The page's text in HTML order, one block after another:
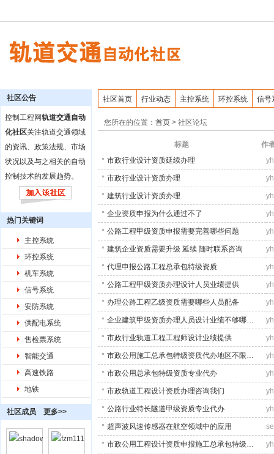
社区公告
控制工程网轨道交通自动
化社区关注轨道交通领域
的资讯、政策法规、市场
状况以及与之相关的自动
控制技术的发展趋势。
热门关键词
主控系统
环控系统
机车系统
信号系统
安防系统
供配电系统
售检票系统
智能交通
高速铁路
地铁
社区成员 更多>>
社区首页 行业动态 主控系统 环控系统 信号
您所在的位置： 首页 > 社区论坛
标题
作
市政行业设计资质延续办理
市政行业设计资质办理
建筑行业设计资质办理
企业资质申报为什么通过不了
公路工程甲级资质申报需要完善哪些问题
建筑企业资质需要升级 延续 随时联系咨询
代理申报公路工程总承包特级资质
公路工程甲级资质办理设计人员业绩提供
办理公路工程乙级资质需要哪些人员配备
企业建筑甲级资质办理人员设计业绩不够哪…
市政行业轨道工程工程师设计业绩提供
市政公用施工总承包特级资质代办地区不限…
市政公用总承包特级资质专业代办
市政轨道工程设计资质办理咨询我们
公路行业特长隧道甲级资质专业代办
超声波风速传感器在航空领域中的应用
市政公用工程设计资质申报施工总承包特级…